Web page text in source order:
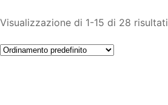
Visualizzazione di 1-15 di 28 risultati